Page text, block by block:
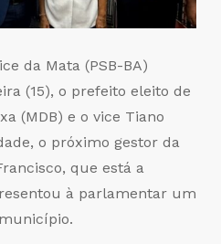
da Mata (PSB-BA)
(15), o prefeito eleito de
(MDB) e o vice Tiano
o próximo gestor da
que está a
à parlamentar um